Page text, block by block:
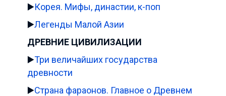
▶️Корея. Мифы, династии, к-поп
▶️Легенды Малой Азии
ДРЕВНИЕ ЦИВИЛИЗАЦИИ
▶️Три величайших государства
древности
▶️Страна фараонов. Главное о Древнем